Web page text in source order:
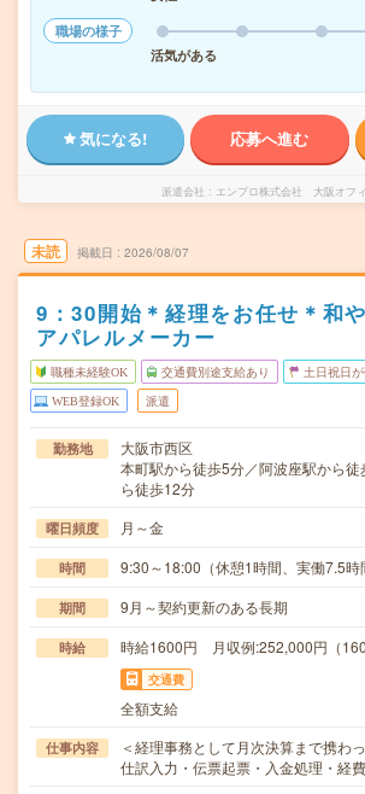
職場の様子
活気がある
気になる! 応募へ進む
派遣会社 エンプロ株式会社 大阪オフ
未読 掲載日 2026/08/07
9：30開始＊経理をお任せ＊和
アパレルメーカー
職種未経験OK 交通費別途支給あり 土日祝日
WEB登録OK 派遣
勤務地
大阪市西区
本町駅から徒歩5分／阿波座駅から
ら徒歩12分
曜日頻度 月～金
時間 9:30～18:00（休憩1時間、実働7.5時
期間 9月～契約更新のある長期
時給 時給1600円 月収例:252,000円（
交通費
全額支給
仕事内容
＜経理事務として月次決算まで携わ
仕訳入力・伝票起票・入金処理・経